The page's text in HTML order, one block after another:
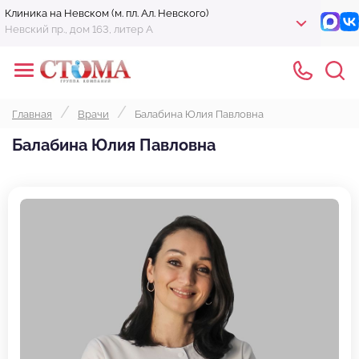
Клиника на Невском (м. пл. Ал. Невского)
Невский пр., дом 163, литер А
Главная Врачи Балабина Юлия Павловна
Балабина Юлия Павловна